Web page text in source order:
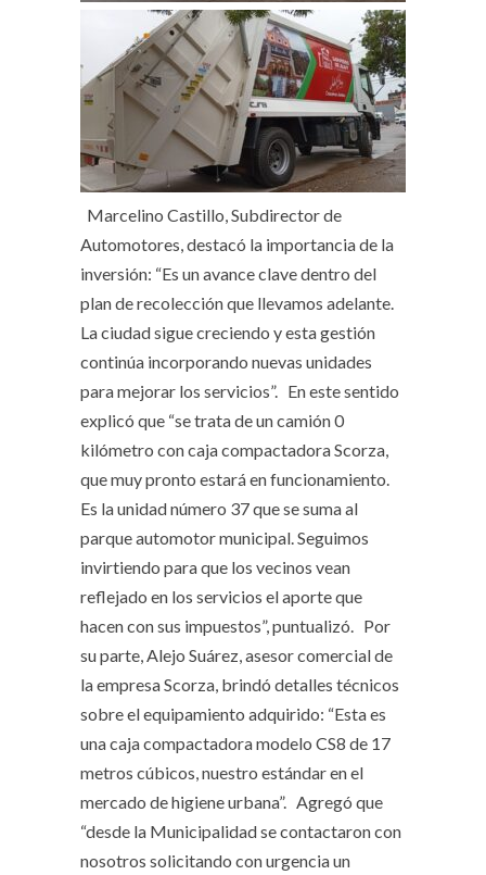
Marcelino Castillo, Subdirector de
Automotores, destacó la importancia de la
inversión: “Es un avance clave dentro del
plan de recolección que llevamos adelante.
La ciudad sigue creciendo y esta gestión
continúa incorporando nuevas unidades
para mejorar los servicios”. En este sentido
explicó que “se trata de un camión 0
kilómetro con caja compactadora Scorza,
que muy pronto estará en funcionamiento.
Es la unidad número 37 que se suma al
parque automotor municipal. Seguimos
invirtiendo para que los vecinos vean
reflejado en los servicios el aporte que
hacen con sus impuestos”, puntualizó. Por
su parte, Alejo Suárez, asesor comercial de
la empresa Scorza, brindó detalles técnicos
sobre el equipamiento adquirido: “Esta es
una caja compactadora modelo CS8 de 17
metros cúbicos, nuestro estándar en el
mercado de higiene urbana”. Agregó que
“desde la Municipalidad se contactaron con
nosotros solicitando con urgencia un